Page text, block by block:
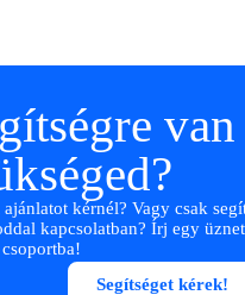
van
kérnél? Vagy csak
kapcsolatban? Írj egy
Segítséget kérek!